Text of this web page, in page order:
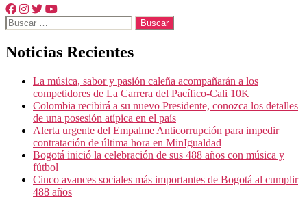
Buscar:
Noticias Recientes
La música, sabor y pasión caleña acompañarán a los
competidores de La Carrera del Pacífico-Cali 10K
Colombia recibirá a su nuevo Presidente, conozca los detalles
de una posesión atípica en el país
Alerta urgente del Empalme Anticorrupción para impedir
contratación de última hora en MinIgualdad
Bogotá inició la celebración de sus 488 años con música y
fútbol
Cinco avances sociales más importantes de Bogotá al cumplir
488 años